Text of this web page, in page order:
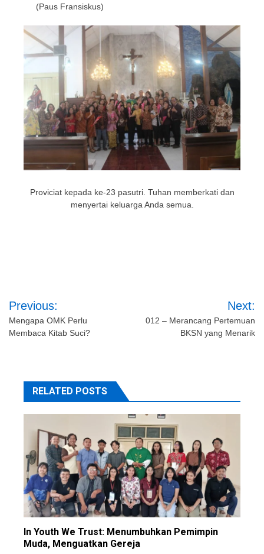
(Paus Fransiskus)
Proviciat kepada ke-23 pasutri. Tuhan memberkati dan
menyertai keluarga Anda semua.
Post
navigation
Previous:
Mengapa OMK Perlu
Membaca Kitab Suci?
Next:
012 – Merancang Pertemuan
BKSN yang Menarik
RELATED POSTS
In Youth We Trust: Menumbuhkan Pemimpin
Muda, Menguatkan Gereja